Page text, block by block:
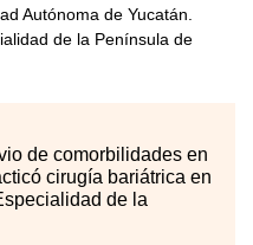
Autónoma de Yucatán.
de la Península de
de comorbilidades en
cirugía bariátrica en
de la